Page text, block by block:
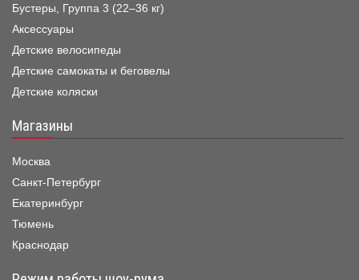
Бустеры, Группа 3 (22–36 кг)
Аксессуары
Детские велосипеды
Детские самокаты и беговелы
Детские коляски
Магазины
Москва
Санкт-Петербург
Екатеринбург
Тюмень
Краснодар